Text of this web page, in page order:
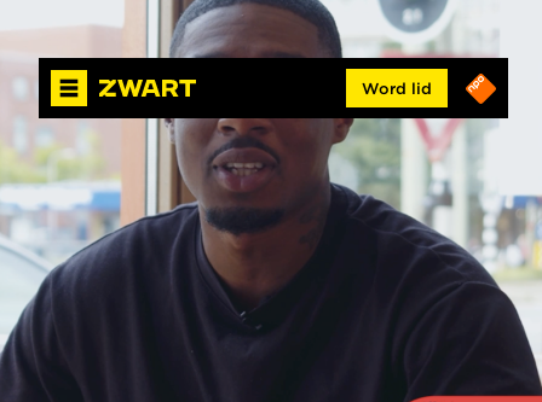
Word lid